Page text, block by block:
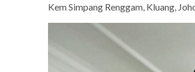
Kem Simpang Renggam, Kluang,